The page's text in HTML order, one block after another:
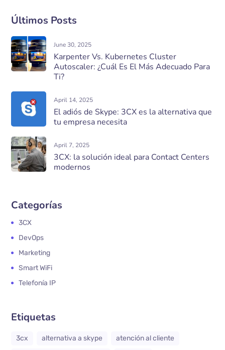
Últimos Posts
June 30, 2025
Karpenter Vs. Kubernetes Cluster
Autoscaler: ¿Cuál Es El Más Adecuado Para
Ti?
April 14, 2025
El adiós de Skype: 3CX es la alternativa que
tu empresa necesita
April 7, 2025
3CX: la solución ideal para Contact Centers
modernos
Categorías
3CX
DevOps
Marketing
Smart WiFi
Telefonía IP
Etiquetas
3cx alternativa a skype
atención al cliente